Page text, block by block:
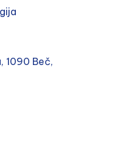
1090 Beč,